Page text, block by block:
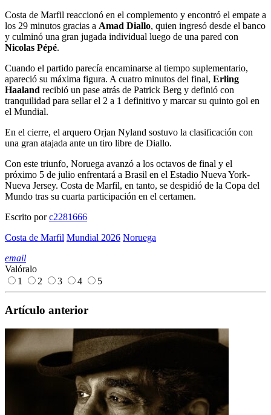
Costa de Marfil reaccionó en el complemento y encontró el empate a
los 29 minutos gracias a Amad Diallo, quien ingresó desde el banco
y culminó una gran jugada individual luego de una pared con
Nicolas Pépé.
Cuando el partido parecía encaminarse al tiempo suplementario,
apareció su máxima figura. A cuatro minutos del final, Erling
Haaland recibió un pase atrás de Patrick Berg y definió con
tranquilidad para sellar el 2 a 1 definitivo y marcar su quinto gol en
el Mundial.
En el cierre, el arquero Orjan Nyland sostuvo la clasificación con
una gran atajada ante un tiro libre de Diallo.
Con este triunfo, Noruega avanzó a los octavos de final y el
próximo 5 de julio enfrentará a Brasil en el Estadio Nueva York-
Nueva Jersey. Costa de Marfil, en tanto, se despidió de la Copa del
Mundo tras su cuarta participación en el certamen.
Escrito porc2281666
Costa de Marfil Mundial 2026 Noruega
email
Valóralo
1
2 3 4 5
Artículo anterior